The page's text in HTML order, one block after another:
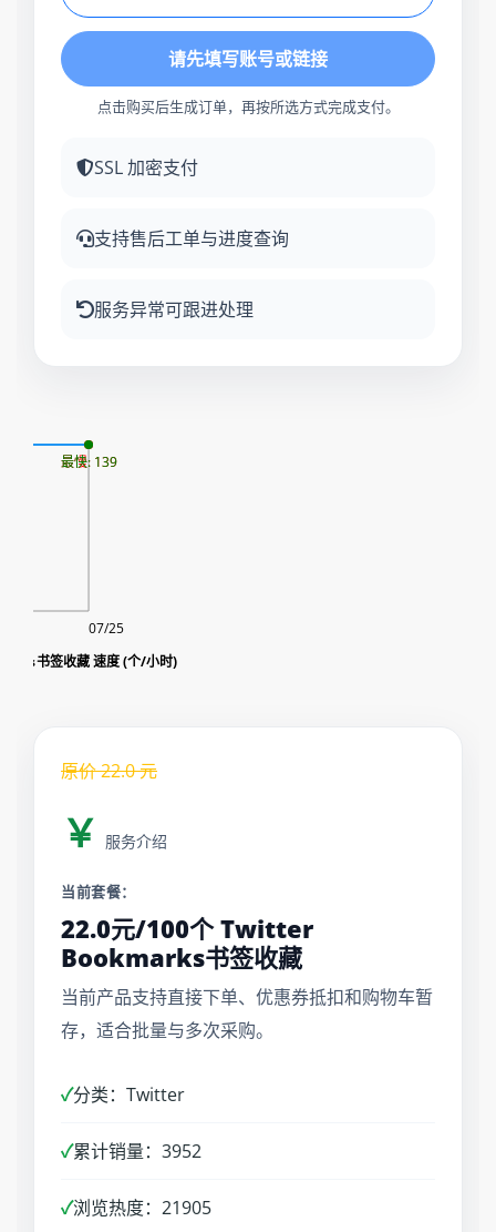
请先填写账号或链接
点击购买后生成订单，再按所选方式完成支付。
SSL 加密支付
支持售后工单与进度查询
服务异常可跟进处理
书签收藏 速度 (个/小时)
07/25
最慢: 139
最快: 139
原价22.0元
￥ 服务介绍
当前套餐：
22.0元/100个 Twitter
Bookmarks书签收藏
当前产品支持直接下单、优惠券抵扣和购物车暂
存，适合批量与多次采购。
✓分类：Twitter
✓累计销量：3952
✓浏览热度：21905